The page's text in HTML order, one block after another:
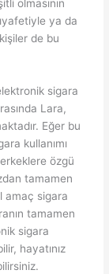
olmasının
ya da
de bu
sigara
Lara,
Eğer bu
kullanımı
özgü
tamamen
amaç sigara
tamamen
sigara
hayatınız